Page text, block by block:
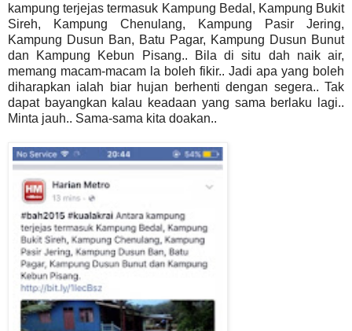
kampung terjejas termasuk Kampung Bedal, Kampung Bukit
Sireh, Kampung Chenulang, Kampung Pasir Jering,
Kampung Dusun Ban, Batu Pagar, Kampung Dusun Bunut
dan Kampung Kebun Pisang.. Bila di situ dah naik air,
memang macam-macam la boleh fikir.. Jadi apa yang boleh
diharapkan ialah biar hujan berhenti dengan segera.. Tak
dapat bayangkan kalau keadaan yang sama berlaku lagi..
Minta jauh.. Sama-sama kita doakan..